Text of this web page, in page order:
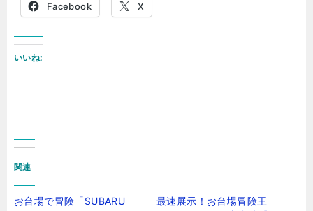
Facebook X
いいね:
関連
お台場で冒険「SUBARU
最速展示！お台場冒険王